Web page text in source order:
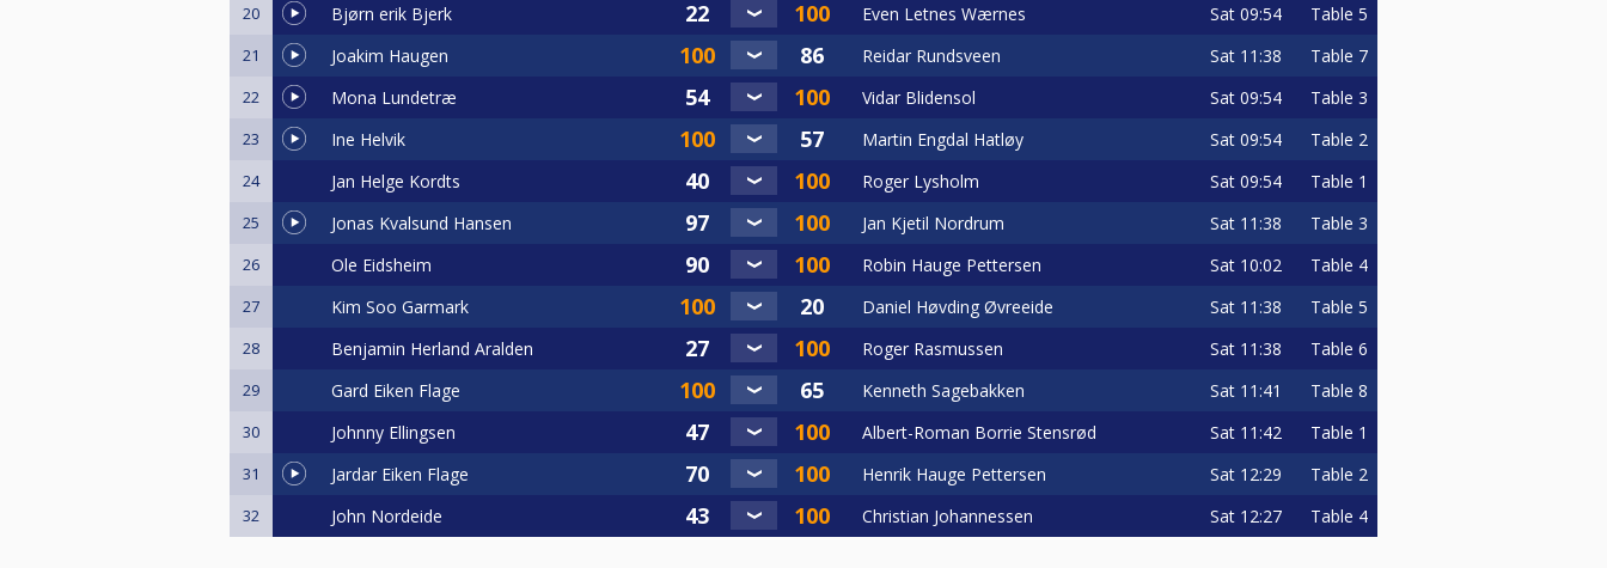
20 Bjørn erik Bjerk Even Letnes Wærnes Sat 09:54 Table 5
21 Joakim Haugen Reidar Rundsveen Sat 11:38 Table 7
22 Mona Lundetræ Vidar Blidensol Sat 09:54 Table 3
23 Ine Helvik Martin Engdal Hatløy Sat 09:54 Table 2
24 Jan Helge Kordts Roger Lysholm Sat 09:54 Table 1
25 Jonas Kvalsund Hansen Jan Kjetil Nordrum Sat 11:38 Table 3
26 Ole Eidsheim Robin Hauge Pettersen Sat 10:02 Table 4
27 Kim Soo Garmark Daniel Høvding Øvreeide Sat 11:38 Table 5
28 Benjamin Herland Aralden Roger Rasmussen Sat 11:38 Table 6
29 Gard Eiken Flage Kenneth Sagebakken Sat 11:41 Table 8
30 Johnny Ellingsen Albert-Roman Borrie Stensrød Sat 11:42 Table 1
31 Jardar Eiken Flage Henrik Hauge Pettersen Sat 12:29 Table 2
32 John Nordeide Christian Johannessen Sat 12:27 Table 4